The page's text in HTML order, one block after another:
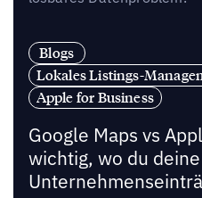
Blogs
Lokales Listings-
Apple for Business
Google Maps vs
wichtig, wo du deine